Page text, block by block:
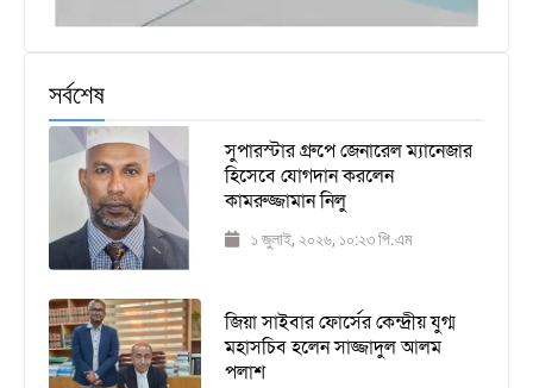
সর্বশেষ
সুপারস্টার গ্রুপে জেনারেল ম্যানেজার
হিসেবে যোগদান করলেন
কামরুজ্জামান নিলু
১ জুলাই, ২০২৬, ১০:২৩ পি.এম
জিয়া সাইবার ফোর্সের কেন্দ্রীয় যুগ্ম
মহাসচিব হলেন সাজ্জাদুল আলম
পলাশ